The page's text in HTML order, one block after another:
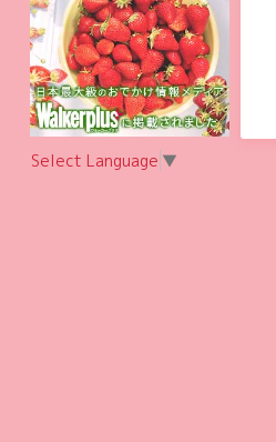
Select Language ▼